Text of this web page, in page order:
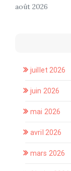
août 2026
juillet 2026
juin 2026
mai 2026
avril 2026
mars 2026